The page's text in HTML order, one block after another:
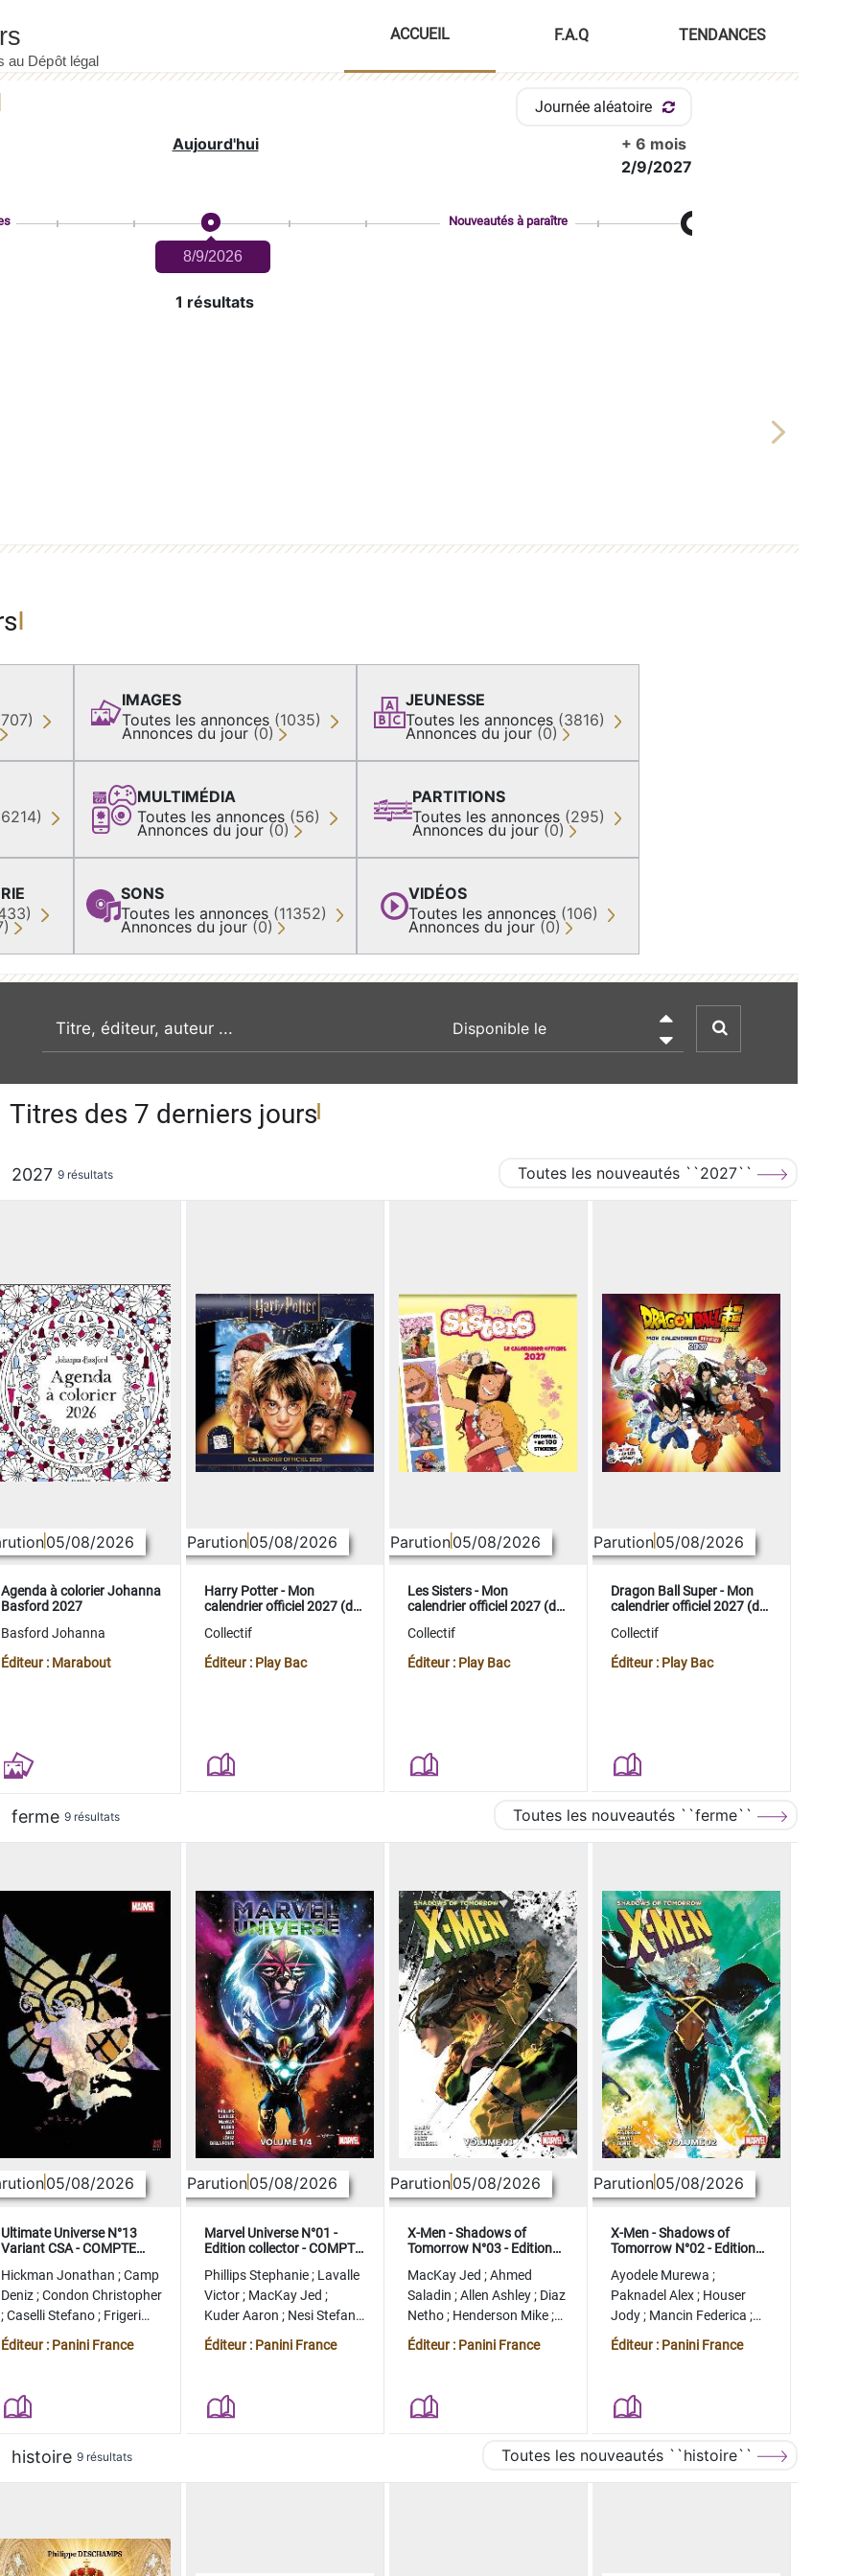
ACCUEIL F.A.Q TENDANCES
Journée aléatoire
Aujourd'hui
+ 6 mois
2/9/2027
8/9/2026
Nouveautés à paraître
1 résultats
Next
IMAGES
Toutes les annonces (1035)
Annonces du jour (0)
MULTIMÉDIA
Toutes les annonces (56)
Annonces du jour (0)
SONS
Toutes les annonces (11352)
Annonces du jour (0)
JEUNESSE
Toutes les annonces (3816)
Annonces du jour (0)
PARTITIONS
Toutes les annonces (295)
Annonces du jour (0)
VIDÉOS
Toutes les annonces (106)
Annonces du jour (0)
recherche par mot clé

Titres des 7 derniers jours
2027 9 résultats Toutes les nouveautés ``2027``
05/08/2026
Agenda à colorier Johanna
Basford 2027
Basford Johanna
Éditeur : Marabout
Parution05/08/2026
Harry Potter - Mon
calendrier officiel 2027 (de
Collectif
Éditeur : Play Bac
Parution05/08/2026
Les Sisters - Mon
calendrier officiel 2027 (de
Collectif
Éditeur : Play Bac
Parution05/08/2026
Dragon Ball Super - Mon
calendrier officiel 2027 (de
Collectif
Éditeur : Play Bac
ferme 9 résultats Toutes les nouveautés ``ferme``
05/08/2026
Ultimate Universe N°13
Variant CSA - COMPTE
Hickman Jonathan ;Camp
Deniz;Condon Christopher
;Caselli Stefano; Frigeri
Juan
Éditeur : Panini France
Parution05/08/2026
Marvel Universe N°01 -
Edition collector - COMPTE
Phillips Stephanie; Lavalle
Victor; MacKay Jed ;
Kuder Aaron ; Nesi Stefano
;Lopez Alvaro
Éditeur : Panini France
Parution05/08/2026
X-Men - Shadows of
Tomorrow N°03 - Edition
MacKay Jed ;Ahmed
Saladin ;Allen Ashley; Diaz
Netho; Henderson Mike;
Stegman Ryan
Éditeur : Panini France
Parution05/08/2026
X-Men - Shadows of
Tomorrow N°02 - Edition
Ayodele Murewa ;
Paknadel Alex; Houser
Jody; Mancin Federica ;
Antonio Roge
Éditeur : Panini France
histoire 9 résultats Toutes les nouveautés ``histoire``